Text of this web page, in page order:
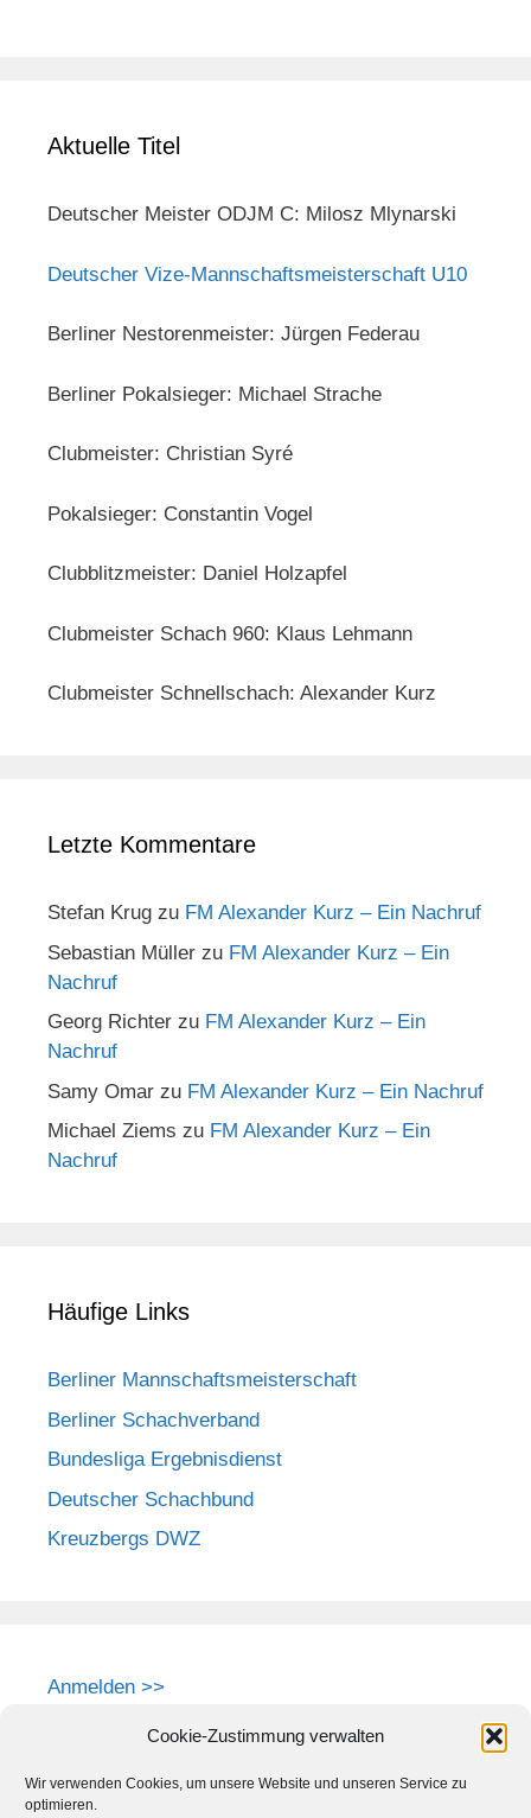
Cookie-Zustimmung verwalten
Wir verwenden Cookies, um unsere Website und unseren Service zu
optimieren.
Aktuelle Titel
Deutscher Meister ODJM C: Milosz Mlynarski
Deutscher Vize-Mannschaftsmeisterschaft U10
Berliner Nestorenmeister: Jürgen Federau
Berliner Pokalsieger: Michael Strache
Clubmeister: Christian Syré
Pokalsieger: Constantin Vogel
Clubblitzmeister: Daniel Holzapfel
Clubmeister Schach 960: Klaus Lehmann
Clubmeister Schnellschach: Alexander Kurz
Letzte Kommentare
Stefan Krug zu FM Alexander Kurz – Ein Nachruf
Sebastian Müller zu FM Alexander Kurz – Ein
Nachruf
Georg Richter zu FM Alexander Kurz – Ein
Nachruf
Samy Omar zu FM Alexander Kurz – Ein Nachruf
Michael Ziems zu FM Alexander Kurz – Ein
Nachruf
Häufige Links
Berliner Mannschaftsmeisterschaft
Berliner Schachverband
Bundesliga Ergebnisdienst
Deutscher Schachbund
Kreuzbergs DWZ
Anmelden >>